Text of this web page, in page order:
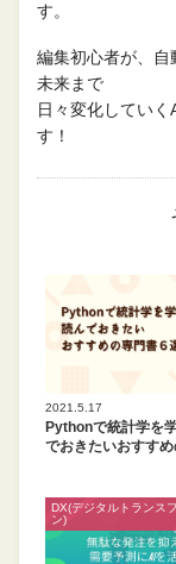
す。
編集初心者が、自
未来まで
日々変化してい
す！
2021.5.17
Pythonで統計学を
でおきたいおすす
DX(デジタルトランス
ン)